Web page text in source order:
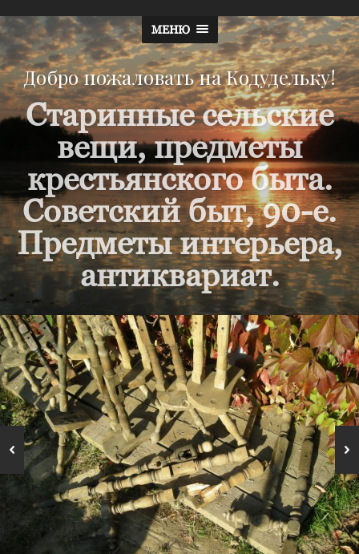
МЕНЮ
Добро пожаловать на Кодудельку!
Старинные сельские
вещи, предметы
крестьянского быта.
Советский быт, 90-е.
Предметы интерьера,
антиквариат.